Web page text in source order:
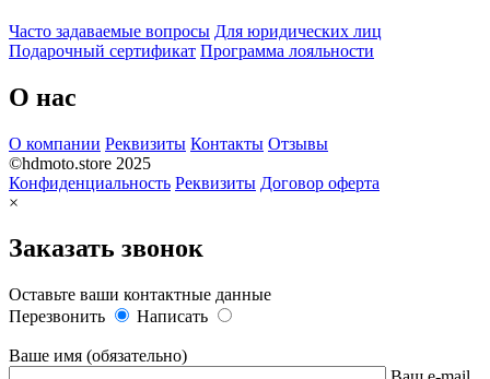
Часто задаваемые вопросы Для юридических лиц
Подарочный сертификат Программа лояльности
О нас
О компании Реквизиты Контакты Отзывы
©hdmoto.store 2025
Конфиденциальность Реквизиты Договор оферта
×
Заказать звонок
Оставьте ваши контактные данные
Перезвонить
Написать
Ваше имя (обязательно)